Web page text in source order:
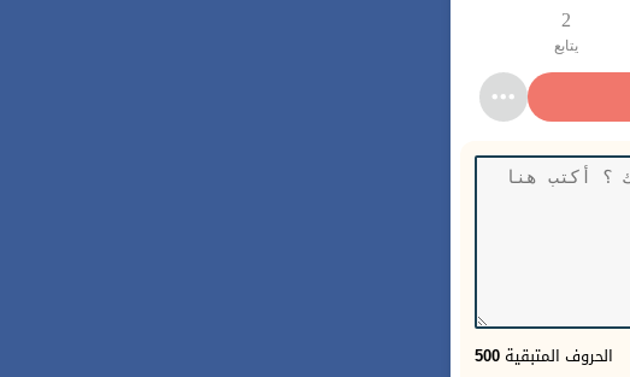
2
يتابع
500 الحروف المتبقية